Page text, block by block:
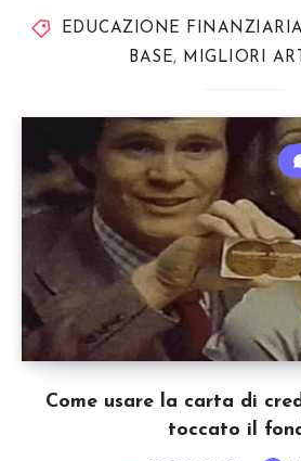
EDUCAZIONE FINANZIARIA
BASE, MIGLIORI
Come usare la carta di
toccato il